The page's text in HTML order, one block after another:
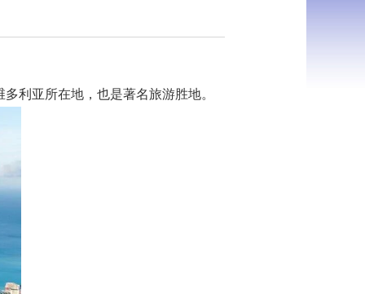
利亚所在地，也是著名旅游胜地。